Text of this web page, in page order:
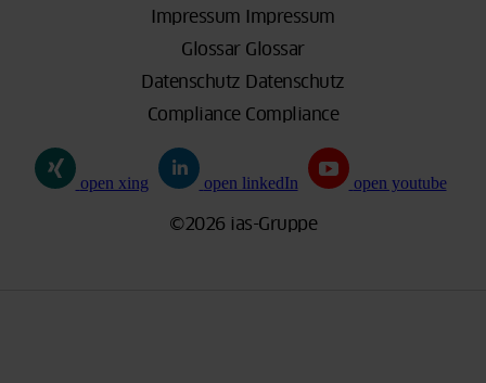
open xing open linkedIn open youtube
©2026 ias-Gruppe
Impressum
Impressum
Glossar Glossar
Datenschutz
Datenschutz
Compliance Compliance